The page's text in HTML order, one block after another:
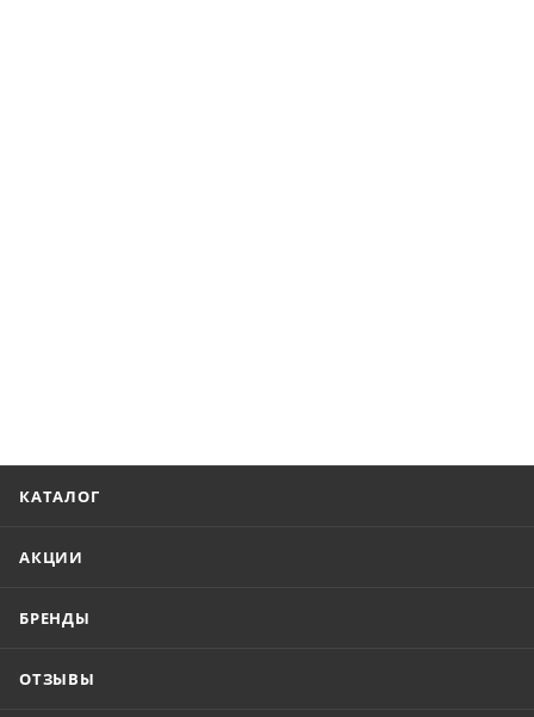
КАТАЛОГ
АКЦИИ
БРЕНДЫ
ОТЗЫВЫ